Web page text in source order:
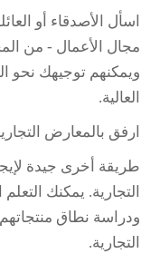
اسأل الأصدقاء أو
مجال الأعمال - من
ويمكنهم توجيهك نحو
العالية.
ارفق بالمعارض
طريقة أخرى جيدة
التجارية. يمكنك
ودراسة نطاق
التجارية.